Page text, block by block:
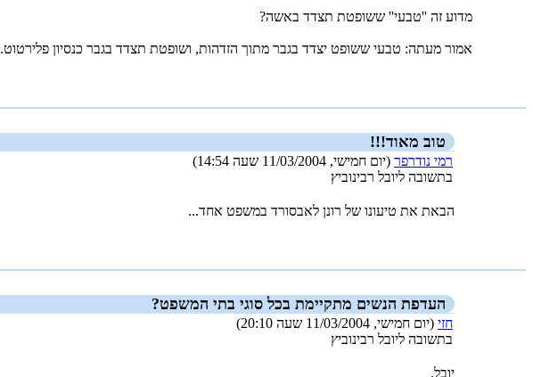
מדוע זה ''טבעי'' ששופטת תצדד באשה?
אמור מעתה: טבעי ששופט יצדד בגבר מתוך הזדהות, ושופטת תצדד בגבר כנסיון פלירטוט.
טוב מאוד!!!
רמי נודרפר (יום חמישי, 11/03/2004 שעה 14:54)
בתשובה ליובל רבינוביץ
הבאת את טיעונו של רונן לאבסורד במשפט אחד...
העדפת הנשים מתקיימת בכל סוגי בתי המשפט?
חזי (יום חמישי, 11/03/2004 שעה 20:10)
בתשובה ליובל רבינוביץ
יובל,